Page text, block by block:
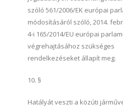
szóló 561/2006/EK európai
módosításáról szóló, 2014.
4-i 165/2014/EU európai
végrehajtásához szükséges
rendelkezéseket állapít meg.
10. §
Hatályát veszti a közúti